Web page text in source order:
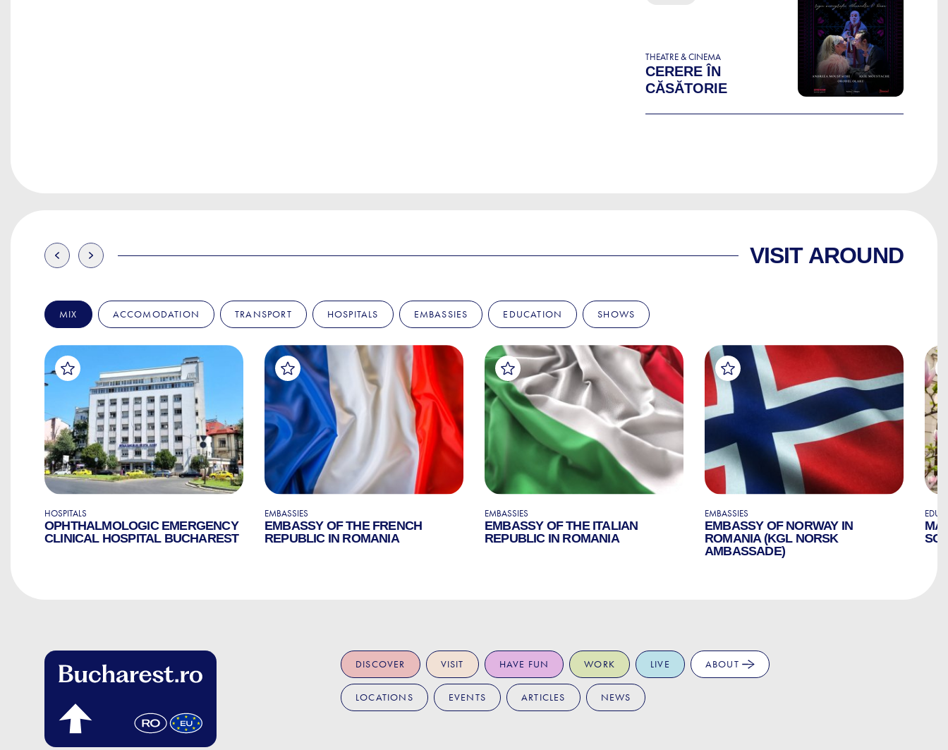
THEATRE & CINEMA
CERERE ÎN
CĂSĂTORIE
VISIT AROUND
MIX ACCOMODATION TRANSPORT HOSPITALS EMBASSIES EDUCATION SHOWS
HOSPITALS
OPHTHALMOLOGIC EMERGENCY
CLINICAL HOSPITAL BUCHAREST
EMBASSIES
EMBASSY OF THE FRENCH
REPUBLIC IN ROMANIA
EMBASSIES
EMBASSY OF THE ITALIAN
REPUBLIC IN ROMANIA
EMBASSIES
EMBASSY OF NORWAY IN
ROMANIA (KGL NORSK
AMBASSADE)
DISCOVER VISIT HAVE FUN WORK LIVE ABOUT
LOCATIONS EVENTS ARTICLES NEWS